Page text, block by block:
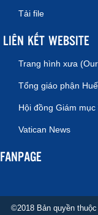
Tải file
LIÊN KẾT WEBSITE
Trang hình xưa
Tổng giáo phận Huế
Hội đồng Giám mục
Vatican News
FANPAGE
©2018 Bản quyền